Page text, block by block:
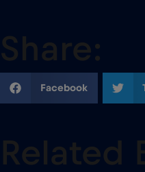
Share:
Facebook
Related